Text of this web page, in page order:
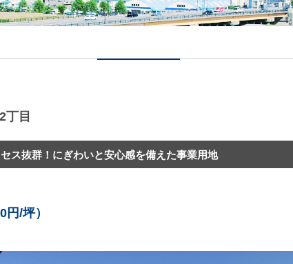
丁目
ス抜群！にぎわいと安心感を備えた事業用地
/坪）